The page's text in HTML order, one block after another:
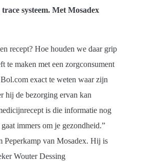
systeem. Met Mosadex
recept? Hoe houden we daar grip
te maken met een zorgconsument
exact te weten waar zijn
hij de bezorging ervan kan
is die informatie nog
immers om je gezondheid.”
Peperkamp van Mosadex. Hij is
Wouter Dessing